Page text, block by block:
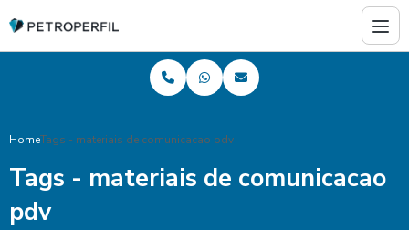
HomeTags - materiais de comunicacao pdv
Tags - materiais de comunicacao
pdv